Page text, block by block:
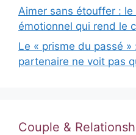
Aimer sans étouffer :
émotionnel qui rend le
Le « prisme du passé
partenaire ne voit pas
Couple &